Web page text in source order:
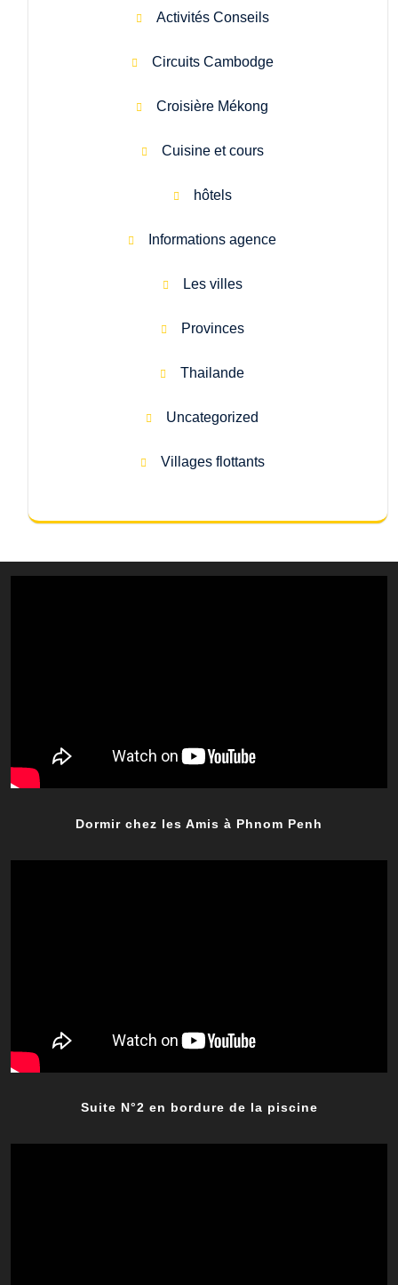
Activités Conseils
Circuits Cambodge
Croisière Mékong
Cuisine et cours
hôtels
Informations agence
Les villes
Provinces
Thailande
Uncategorized
Villages flottants
Dormir chez les Amis à Phnom Penh
Suite N°2 en bordure de la piscine